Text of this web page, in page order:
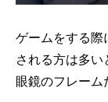
ゲームをする際
される方は多
眼鏡のフレーム